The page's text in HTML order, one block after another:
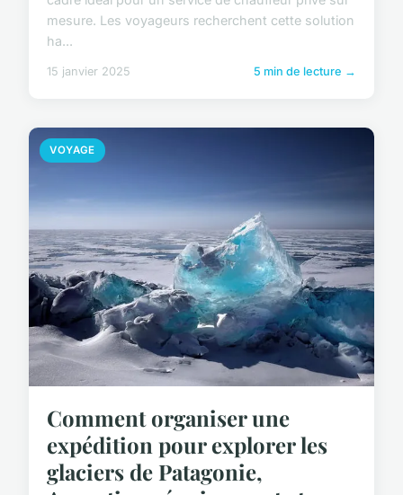
mesure. Les voyageurs recherchent cette solution
ha...
15 janvier 2025 5 min de lecture →
VOYAGE
Comment organiser une
expédition pour explorer les
glaciers de Patagonie,